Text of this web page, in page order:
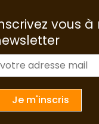
vous à
Je m'inscris